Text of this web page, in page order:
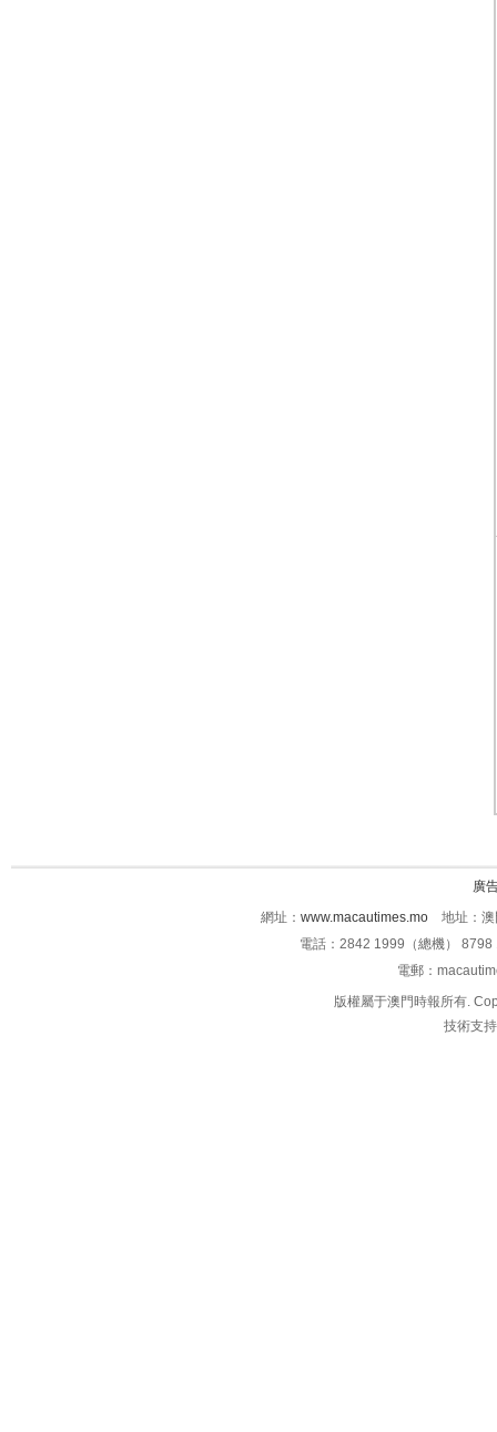
廣
網址： www.macautimes.mo 地址：澳
電話：2842 1999（總機）
電郵：
版權屬于澳門時報所有.
技術支